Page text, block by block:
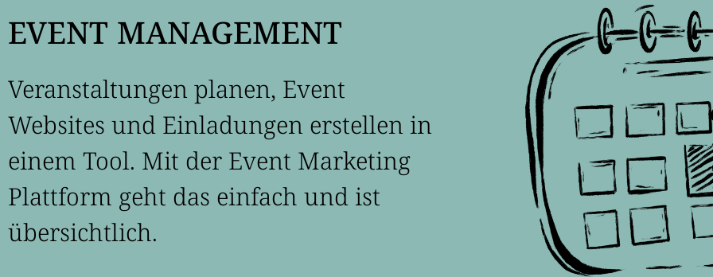
EVENT MANAGEMENT
Veranstaltungen planen, Event
Websites und Einladungen erstellen in
einem Tool. Mit der Event Marketing
Plattform geht das einfach und ist
übersichtlich.